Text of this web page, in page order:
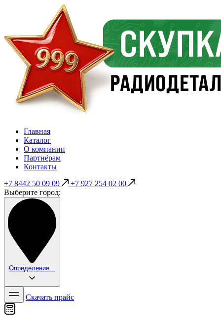
Главная
Каталог
О компании
Партнёрам
Контакты
+7 8442 50 09 09
+7 927 254 02 00
Выберите город:
Определение...
Скачать прайс